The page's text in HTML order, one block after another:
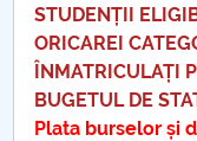
STUDENȚII
ORICAREI
ÎNMATRICULAȚI
BUGETUL DE
Plata burselor și